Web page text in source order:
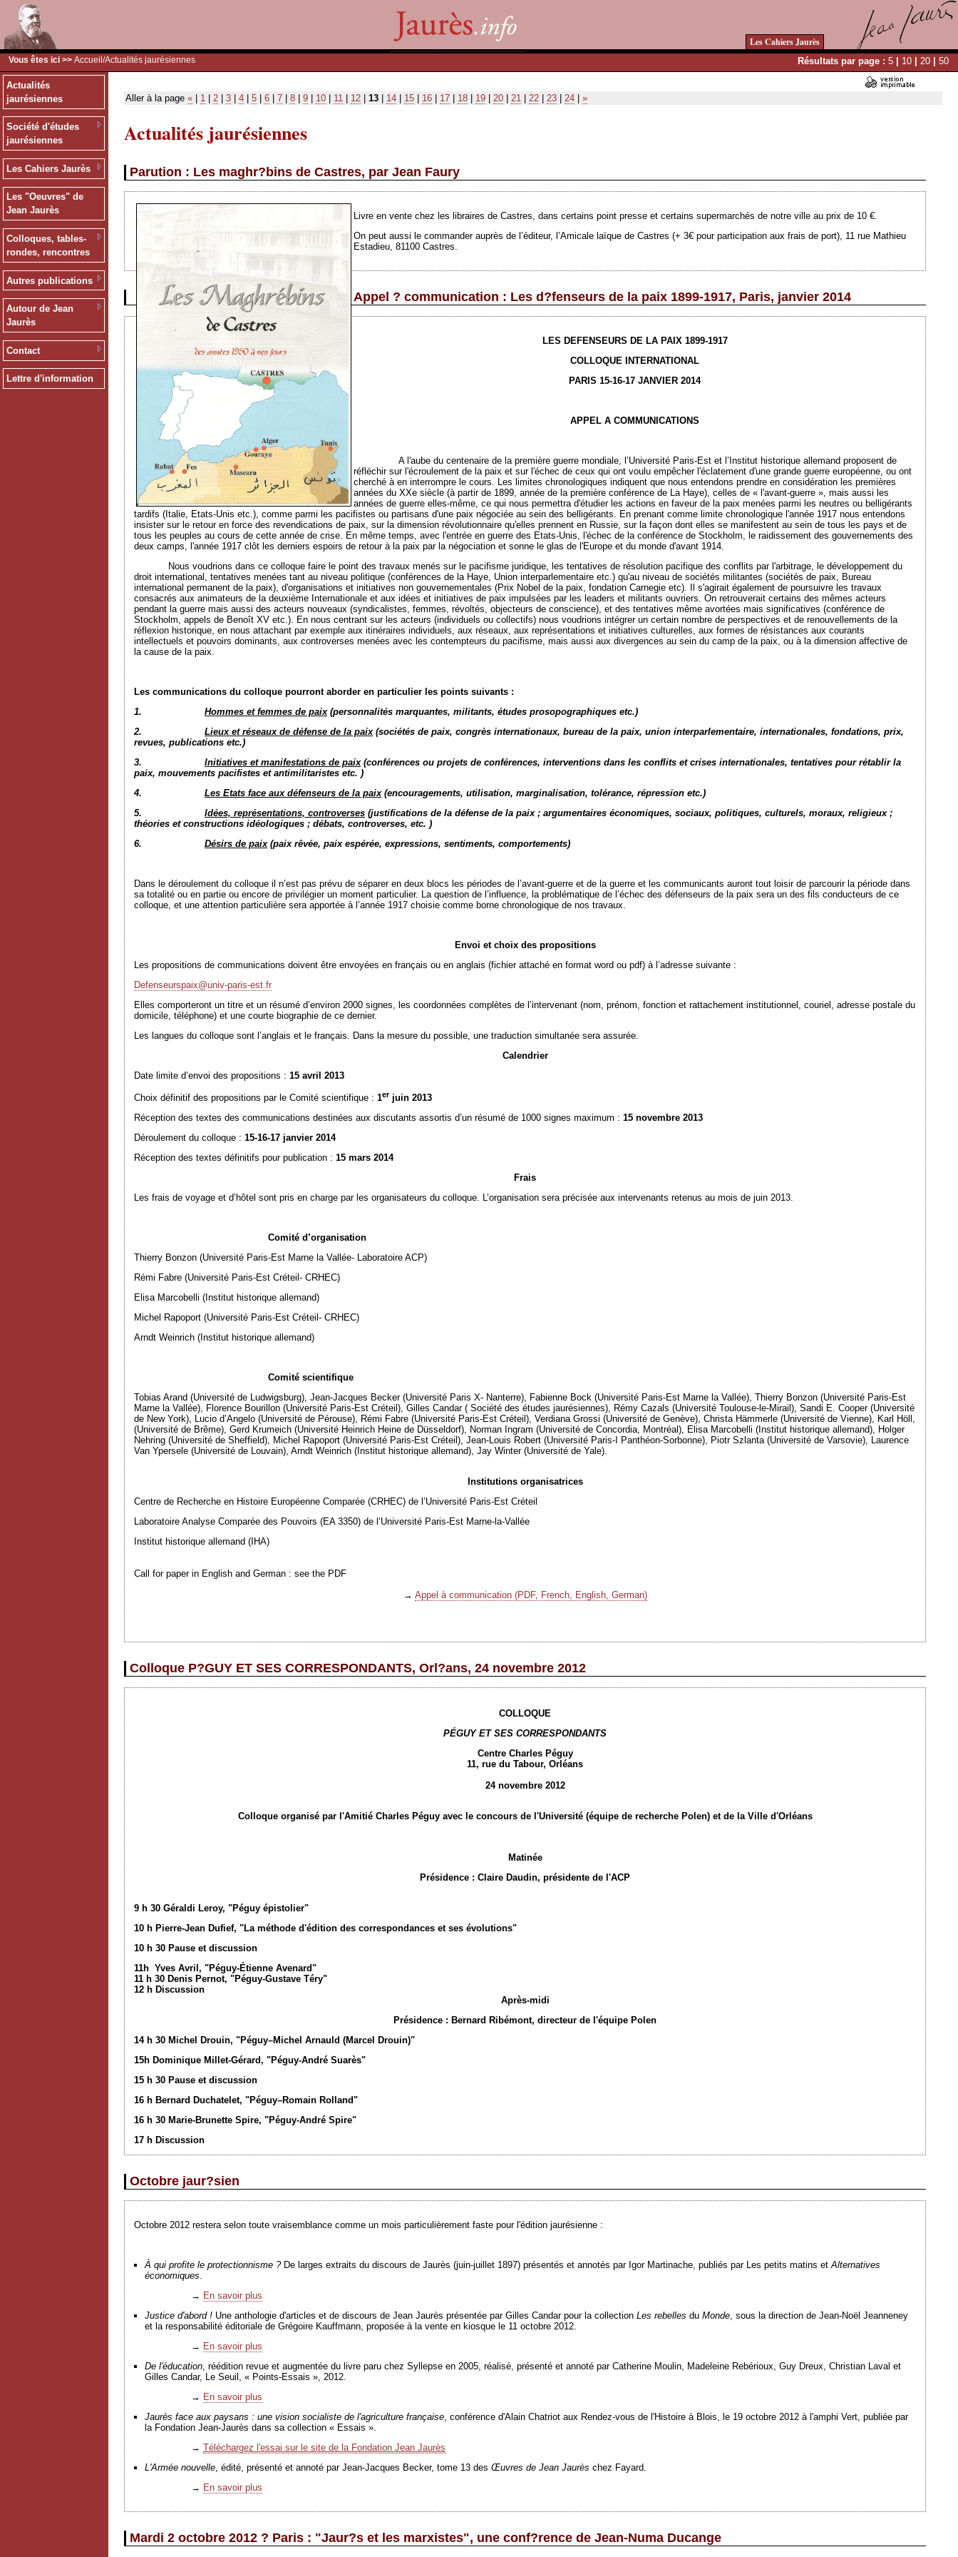
Les Cahiers Jaurès
Vous êtes ici >> Accueil /Actualités jaurésiennes Résultats par page : 5 | 10 | 20 | 50
Actualités
jaurésiennes
Société d'études
jaurésiennes
Les Cahiers Jaurès
Les "Oeuvres" de
Jean Jaurès
Colloques, tables-
rondes, rencontres
Autres publications
Autour de Jean
Jaurès
Contact
Lettre d'information
Aller à la page « 1 2 3 4 5 6 7 8 9 10 11 12 13 14 15 16 17 18 19 20 21 22 23 24 »
Actualités jaurésiennes
Parution : Les maghr?bins de Castres, par Jean Faury
Livre en vente chez les libraires de Castres, dans certains point presse et certains supermarchés de notre ville au prix de 10 €.
On peut aussi le commander auprès de l’éditeur, l’Amicale laïque de Castres (+ 3€ pour participation aux frais de port), 11 rue Mathieu
Estadieu, 81100 Castres.
Appel ? communication : Les d?fenseurs de la paix 1899-1917, Paris, janvier 2014
LES DEFENSEURS DE LA PAIX 1899-1917
COLLOQUE INTERNATIONAL
PARIS 15-16-17 JANVIER 2014
APPEL A COMMUNICATIONS
A l'aube du centenaire de la première guerre mondiale, l’Université Paris-Est et l’Institut historique allemand proposent de
réfléchir sur l'écroulement de la paix et sur l'échec de ceux qui ont voulu empêcher l'éclatement d'une grande guerre européenne, ou ont
cherché à en interrompre le cours. Les limites chronologiques indiquent que nous entendons prendre en considération les premières
années du XXe siècle (à partir de 1899, année de la première conférence de La Haye), celles de « l'avant-guerre », mais aussi les
années de guerre elles-même, ce qui nous permettra d'étudier les actions en faveur de la paix menées parmi les neutres ou belligérants
tardifs (Italie, Etats-Unis etc.), comme parmi les pacifistes ou partisans d'une paix négociée au sein des belligérants. En prenant comme limite chronologique l'année 1917 nous entendons
insister sur le retour en force des revendications de paix, sur la dimension révolutionnaire qu'elles prennent en Russie, sur la façon dont elles se manifestent au sein de tous les pays et de
tous les peuples au cours de cette année de crise. En même temps, avec l'entrée en guerre des Etats-Unis, l'échec de la conférence de Stockholm, le raidissement des gouvernements des
deux camps, l'année 1917 clôt les derniers espoirs de retour à la paix par la négociation et sonne le glas de l'Europe et du monde d'avant 1914.
Nous voudrions dans ce colloque faire le point des travaux menés sur le pacifisme juridique, les tentatives de résolution pacifique des conflits par l'arbitrage, le développement du
droit international, tentatives menées tant au niveau politique (conférences de la Haye, Union interparlementaire etc.) qu'au niveau de sociétés militantes (sociétés de paix, Bureau
international permanent de la paix), d'organisations et initiatives non gouvernementales (Prix Nobel de la paix, fondation Carnegie etc). Il s'agirait également de poursuivre les travaux
consacrés aux animateurs de la deuxième Internationale et aux idées et initiatives de paix impulsées par les leaders et militants ouvriers. On retrouverait certains des mêmes acteurs
pendant la guerre mais aussi des acteurs nouveaux (syndicalistes, femmes, révoltés, objecteurs de conscience), et des tentatives même avortées mais significatives (conférence de
Stockholm, appels de Benoît XV etc.). En nous centrant sur les acteurs (individuels ou collectifs) nous voudrions intégrer un certain nombre de perspectives et de renouvellements de la
réflexion historique, en nous attachant par exemple aux itinéraires individuels, aux réseaux, aux représentations et initiatives culturelles, aux formes de résistances aux courants
intellectuels et pouvoirs dominants, aux controverses menées avec les contempteurs du pacifisme, mais aussi aux divergences au sein du camp de la paix, ou à la dimension affective de
la cause de la paix.
Les communications du colloque pourront aborder en particulier les points suivants :
1.
Hommes et femmes de paix(personnalités marquantes, militants, études prosopographiques etc.)
2.
Lieux et réseaux de défense de la paix(sociétés de paix, congrès internationaux, bureau de la paix, union interparlementaire, internationales, fondations, prix,
revues, publications etc.)
3.
Initiatives et manifestations de paix(conférences ou projets de conférences, interventions dans les conflits et crises internationales, tentatives pour rétablir la
paix, mouvements pacifistes et antimilitaristes etc. )
4.
Les Etats face aux défenseurs de la paix(encouragements, utilisation, marginalisation, tolérance, répression etc.)
5.
Idées, représentations, controverses (justifications de la défense de la paix ; argumentaires économiques, sociaux, politiques, culturels, moraux, religieux ;
théories et constructions idéologiques ; débats, controverses, etc. )
6.
Désirs de paix(paix rêvée, paix espérée, expressions, sentiments, comportements)
Dans le déroulement du colloque il n’est pas prévu de séparer en deux blocs les périodes de l’avant-guerre et de la guerre et les communicants auront tout loisir de parcourir la période dans
sa totalité ou en partie ou encore de privilégier un moment particulier. La question de l’influence, la problématique de l’échec des défenseurs de la paix sera un des fils conducteurs de ce
colloque, et une attention particulière sera apportée à l’année 1917 choisie comme borne chronologique de nos travaux.
Envoi et choix des propositions
Les propositions de communications doivent être envoyées en français ou en anglais (fichier attaché en format word ou pdf) à l’adresse suivante :
Defenseurspaix@univ-paris-est.fr
Elles comporteront un titre et un résumé d’environ 2000 signes, les coordonnées complètes de l’intervenant (nom, prénom, fonction et rattachement institutionnel, couriel, adresse postale du
domicile, téléphone) et une courte biographie de ce dernier.
Les langues du colloque sont l’anglais et le français. Dans la mesure du possible, une traduction simultanée sera assurée.
Calendrier
Date limite d’envoi des propositions : 15 avril 2013
Choix définitif des propositions par le Comité scientifique : 1er juin 2013
Réception des textes des communications destinées aux discutants assortis d’un résumé de 1000 signes maximum : 15 novembre 2013
Déroulement du colloque : 15-16-17 janvier 2014
Réception des textes définitifs pour publication : 15 mars 2014
Frais
Les frais de voyage et d’hôtel sont pris en charge par les organisateurs du colloque. L’organisation sera précisée aux intervenants retenus au mois de juin 2013.
Comité d’organisation
Thierry Bonzon (Université Paris-Est Marne la Vallée- Laboratoire ACP)
Rémi Fabre (Université Paris-Est Créteil- CRHEC)
Elisa Marcobelli (Institut historique allemand)
Michel Rapoport (Université Paris-Est Créteil- CRHEC)
Arndt Weinrich (Institut historique allemand)
Comité scientifique
Tobias Arand (Université de Ludwigsburg), Jean-Jacques Becker (Université Paris X- Nanterre), Fabienne Bock (Université Paris-Est Marne la Vallée), Thierry Bonzon (Université Paris-Est
Marne la Vallée), Florence Bourillon (Université Paris-Est Créteil), Gilles Candar ( Société des études jaurésiennes), Rémy Cazals (Université Toulouse-le-Mirail), Sandi E. Cooper (Université
de New York), Lucio d’Angelo (Université de Pérouse), Rémi Fabre (Université Paris-Est Créteil), Verdiana Grossi (Université de Genève), Christa Hämmerle (Université de Vienne), Karl Höll,
(Université de Brême), Gerd Krumeich (Université Heinrich Heine de Düsseldorf), Norman Ingram (Université de Concordia, Montréal), Elisa Marcobelli (Institut historique allemand), Holger
Nehring (Université de Sheffield), Michel Rapoport (Université Paris-Est Créteil), Jean-Louis Robert (Université Paris-I Panthéon-Sorbonne), Piotr Szlanta (Université de Varsovie), Laurence
Van Ypersele (Université de Louvain), Arndt Weinrich (Institut historique allemand), Jay Winter (Université de Yale).
Institutions organisatrices
Centre de Recherche en Histoire Européenne Comparée (CRHEC) de l’Université Paris-Est Créteil
Laboratoire Analyse Comparée des Pouvoirs (EA 3350) de l’Université Paris-Est Marne-la-Vallée
Institut historique allemand (IHA)
Call for paper in English and German : see the PDF
→ Appel à communication (PDF, French, English, German)
Colloque P?GUY ET SES CORRESPONDANTS, Orl?ans, 24 novembre 2012
COLLOQUE
PÉGUY ET SES CORRESPONDANTS
Centre Charles Péguy
11, rue du Tabour, Orléans
24 novembre 2012
Colloque organisé par l'Amitié Charles Péguy avec le concours de l'Université (équipe de recherche Polen) et de la Ville d'Orléans
Matinée
Présidence : Claire Daudin, présidente de l'ACP
9 h 30 Géraldi Leroy, "Péguy épistolier"
10 h Pierre-Jean Dufief, "La méthode d'édition des correspondances et ses évolutions"
10 h 30 Pause et discussion
11h Yves Avril, "Péguy-Étienne Avenard"
11 h 30 Denis Pernot, "Péguy-Gustave Téry"
12 h Discussion
Après-midi
Présidence : Bernard Ribémont, directeur de l'équipe Polen
14 h 30 Michel Drouin, "Péguy–Michel Arnauld (Marcel Drouin)"
15h Dominique Millet-Gérard, "Péguy-André Suarès"
15 h 30 Pause et discussion
16 h Bernard Duchatelet, "Péguy–Romain Rolland"
16 h 30 Marie-Brunette Spire, "Péguy-André Spire"
17 h Discussion
Octobre jaur?sien
Octobre 2012 restera selon toute vraisemblance comme un mois particulièrement faste pour l'édition jaurésienne :
À qui profite le protectionnisme ?De larges extraits du discours de Jaurès (juin-juillet 1897) présentés et annotés par Igor Martinache, publiés par Les petits matins etAlternatives
économiques.
→ En savoir plus
Justice d'abord ! Une anthologie d'articles et de discours de Jean Jaurès présentée par Gilles Candar pour la collection Les rebelles du Monde, sous la direction de Jean-Noël Jeanneney
et la responsabilité éditoriale de Grégoire Kauffmann, proposée à la vente en kiosque le 11 octobre 2012.
→ En savoir plus
De l'éducation, réédition revue et augmentée du livre paru chez Syllepse en 2005, réalisé, présenté et annoté par Catherine Moulin, Madeleine Rebérioux, Guy Dreux, Christian Laval et
Gilles Candar, Le Seuil, « Points-Essais », 2012.
→ En savoir plus
Jaurès face aux paysans : une vision socialiste de l'agriculture française, conférence d'Alain Chatriot aux Rendez-vous de l'Histoire à Blois, le 19 octobre 2012 à l'amphi Vert, publiée par
la Fondation Jean-Jaurès dans sa collection « Essais ».
→ Téléchargez l'essai sur le site de la Fondation Jean Jaurès
L'Armée nouvelle, édité, présenté et annoté par Jean-Jacques Becker, tome 13 des Œuvres de Jean Jaurès chez Fayard.
→ En savoir plus
Mardi 2 octobre 2012 ? Paris : "Jaur?s et les marxistes", une conf?rence de Jean-Numa Ducange